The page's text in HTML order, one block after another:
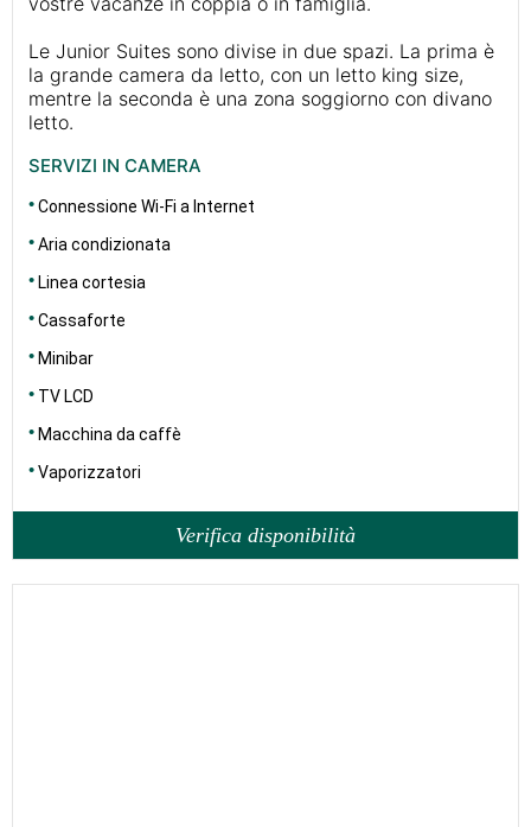
Le Junior Suites sono divise in due spazi. La prima è
la grande camera da letto, con un letto king size,
mentre la seconda è una zona soggiorno con divano
letto.
SERVIZI IN CAMERA
Connessione Wi-Fi a Internet
Aria condizionata
Linea cortesia
Cassaforte
Minibar
TV LCD
Macchina da caffè
Vaporizzatori
Verifica disponibilità